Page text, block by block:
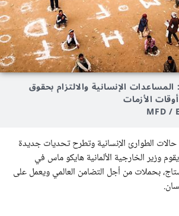
الإنسانية والالتزام بحقوق
الأزمات
تُفاقم جائحة كوفيد 19 حالات الطوارئ الإنسانية وتطرح تحديات جديدة
وزير الخارجية الألمانية هايكو ماس في
بحملات من أجل التضامن العالمي ويعمل على